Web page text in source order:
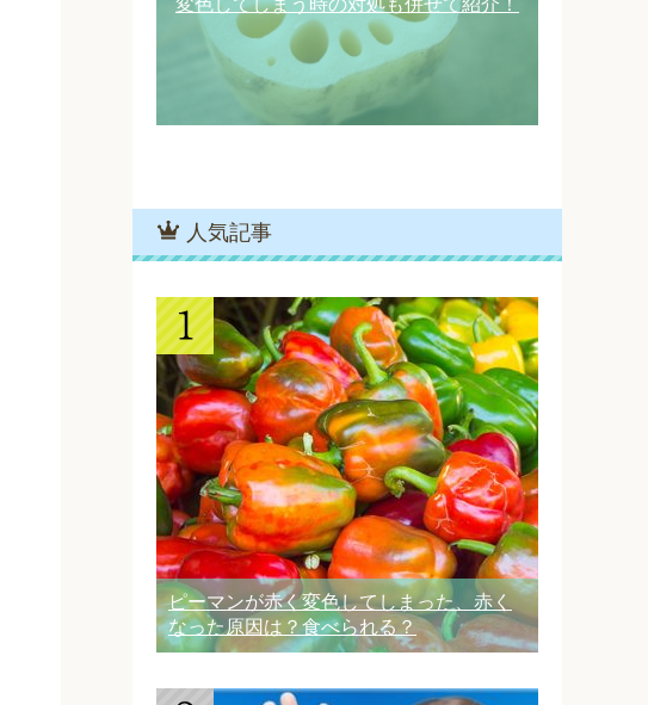
変色してしまう時の対処も併せて紹介！
人気記事
ピーマンが赤く変色してしまった、赤く
なった原因は？食べられる？